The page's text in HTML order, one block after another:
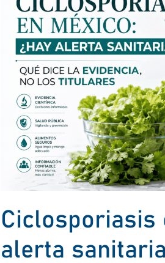
Ciclosporiasis
alerta
México:
alerta
sanitaria?
evidencia,
titulares.